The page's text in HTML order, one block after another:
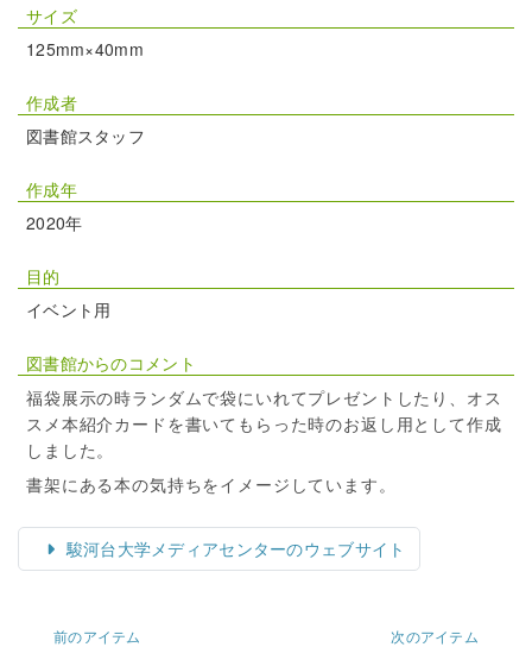
サイズ
125mm×40mm
作成者
図書館スタッフ
作成年
2020年
目的
イベント用
図書館からのコメント
福袋展示の時ランダムで袋にいれてプレゼントしたり、オス
スメ本紹介カードを書いてもらった時のお返し用として作成
しました。
書架にある本の気持ちをイメージしています。
駿河台大学メディアセンターのウェブサイト
前のアイテム 次のアイテム